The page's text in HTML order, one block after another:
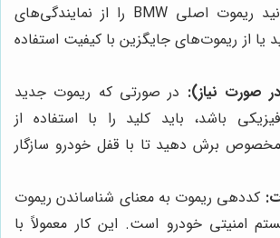
باشد. می‌توانید ریموت اصلی BMW را از نمایندگی‌های
یا از ریموت‌های جایگزین با کیفیت استفاده
صورت نیاز): در صورتی که ریموت جدید
باشد، باید کلید را با استفاده از
برش دهید تا با قفل خودرو سازگار
کددهی ریموت به معنای شناساندن ریموت
امنیتی خودرو است. این کار معمولاً با